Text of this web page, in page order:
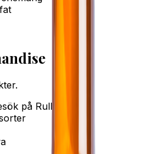
på Rulleriet